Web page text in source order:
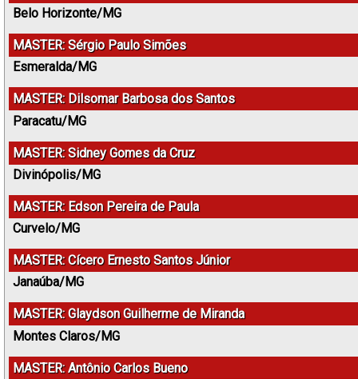
Belo Horizonte/MG
MASTER: Sérgio Paulo Simões
Esmeralda/MG
MASTER: Dilsomar Barbosa dos Santos
Paracatu/MG
MASTER: Sidney Gomes da Cruz
Divinópolis/MG
MASTER: Edson Pereira de Paula
Curvelo/MG
MASTER: Cícero Ernesto Santos Júnior
Janaúba/MG
MASTER: Glaydson Guilherme de Miranda
Montes Claros/MG
MASTER: Antônio Carlos Bueno